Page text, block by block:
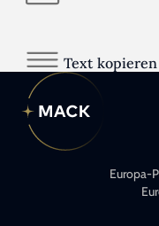
Text kopieren
Europa-